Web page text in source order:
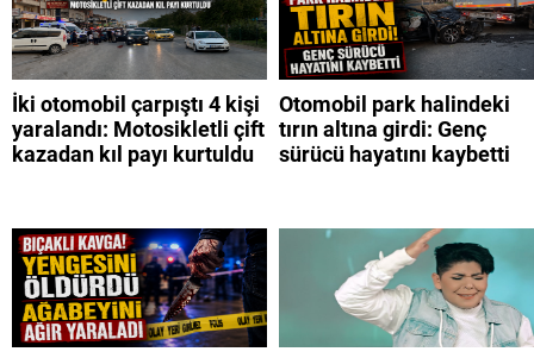
İki otomobil çarpıştı 4 kişi
yaralandı: Motosikletli çift
kazadan kıl payı kurtuldu
Otomobil park halindeki
tırın altına girdi: Genç
sürücü hayatını kaybetti